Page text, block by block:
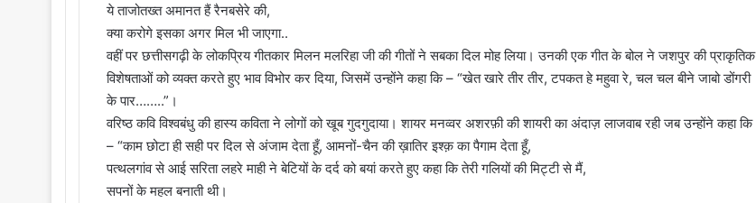
ये ताजोतख्त अमानत हैं रैनबसेरे की,
क्या करोगे इसका अगर मिल भी जाएगा..
वहीं पर छत्तीसगढ़ी के लोकप्रिय गीतकार मिलन मलरिहा जी की गीतों ने सबका दिल मोह लिया। उनकी एक गीत के बोल ने जशपुर की प्राकृतिक
विशेषताओं को व्यक्त करते हुए भाव विभोर कर दिया, जिसमें उन्होंने कहा कि – “खेत खारे तीर तीर, टपकत हे महुवा रे, चल चल बीने जाबो डोंगरी
के पार……..”।
वरिष्ठ कवि विश्वबंधु की हास्य कविता ने लोगों को खूब गुदगुदाया। शायर मनव्वर अशरफ़ी की शायरी का अंदाज़ लाजवाब रही जब उन्होंने कहा कि
– “काम छोटा ही सही पर दिल से अंजाम देता हूँ, आमनों-चैन की ख़ातिर इश्क़ का पैगाम देता हूँ,
पत्थलगांव से आई सरिता लहरे माही ने बेटियों के दर्द को बयां करते हुए कहा कि तेरी गलियों की मिट्टी से मैं,
सपनों के महल बनाती थी।